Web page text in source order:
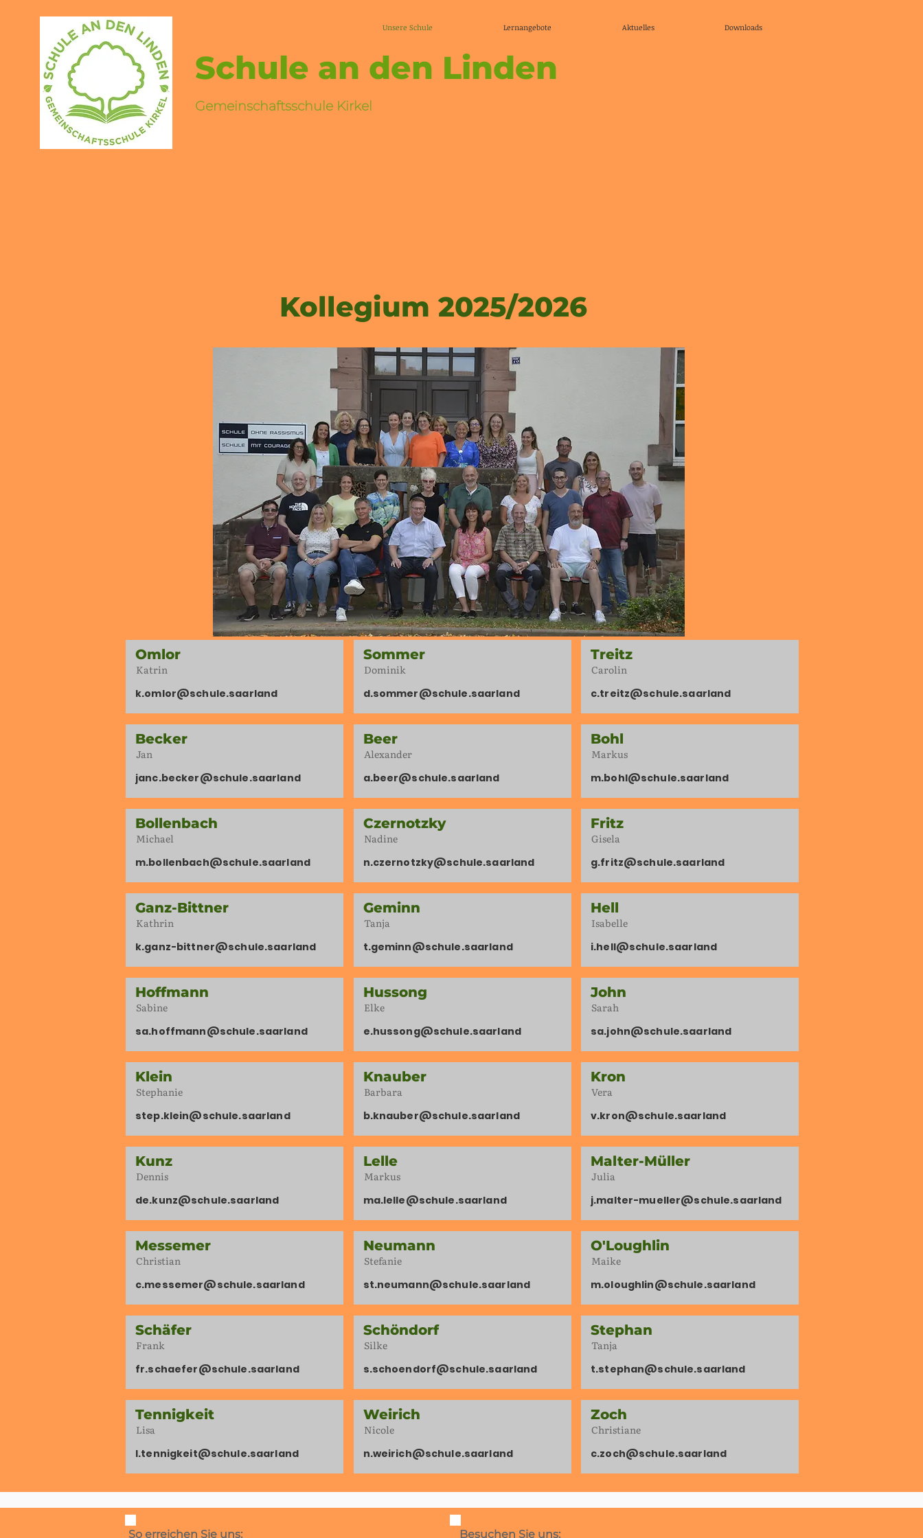
Unsere Schule Lernangebote Aktuelles Downloads
Schule an den Linden
Gemeinschaftsschule Kirkel
Kollegium 2025/2026
Omlor
Katrin
k.omlor@schule.saarland
Becker
Jan
janc.becker@schule.saarland
Bollenbach
Michael
m.bollenbach@schule.saarland
Ganz-Bittner
Kathrin
k.ganz-bittner@schule.saarland
Hoffmann
Sabine
sa.hoffmann@schule.saarland
Klein
Stephanie
step.klein@schule.saarland
Kunz
Dennis
de.kunz@schule.saarland
Messemer
Christian
c.messemer@schule.saarland
Schäfer
Frank
fr.schaefer@schule.saarland
Tennigkeit
Lisa
l.tennigkeit@schule.saarland
Sommer
Dominik
d.sommer@schule.saarland
Beer
Alexander
a.beer@schule.saarland
Czernotzky
Nadine
n.czernotzky@schule.saarland
Geminn
Tanja
t.geminn@schule.saarland
Hussong
Elke
e.hussong@schule.saarland
Knauber
Barbara
b.knauber@schule.saarland
Lelle
Markus
ma.lelle@schule.saarland
Neumann
Stefanie
st.neumann@schule.saarland
Schöndorf
Silke
s.schoendorf@schule.saarland
Weirich
Nicole
n.weirich@schule.saarland
Treitz
Carolin
c.treitz@schule.saarland
Bohl
Markus
m.bohl@schule.saarland
Fritz
Gisela
g.fritz@schule.saarland
Hell
Isabelle
i.hell@schule.saarland
John
Sarah
sa.john@schule.saarland
Kron
Vera
v.kron@schule.saarland
Malter-Müller
Julia
j.malter-mueller@schule.saarland
O'Loughlin
Maike
m.oloughlin@schule.saarland
Stephan
Tanja
t.stephan@schule.saarland
Zoch
Christiane
c.zoch@schule.saarland
So erreichen Sie uns: Besuchen Sie uns: